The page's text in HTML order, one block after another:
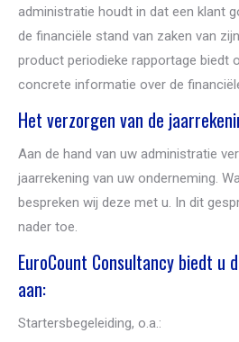
administratie houdt in dat een klant
de financiële stand van zaken van
product periodieke rapportage biedt
concrete informatie over de
Het verzorgen van de
Aan de hand van uw administratie
jaarrekening van uw onderneming.
bespreken wij deze met u. In dit
nader toe.
EuroCount Consultancy biedt u
aan:
Startersbegeleiding, o.a.: